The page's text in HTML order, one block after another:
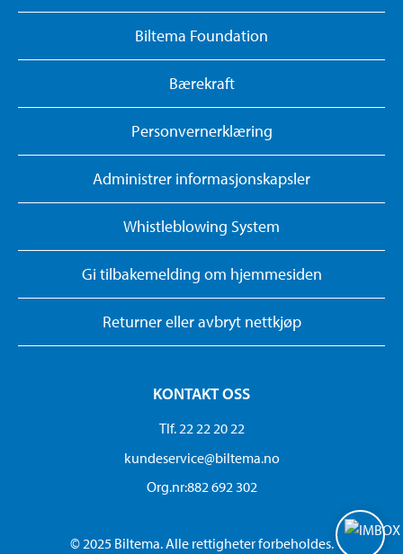
Biltema Foundation
Bærekraft
Personvernerklæring
Administrer informasjonskapsler
Whistleblowing System
Gi tilbakemelding om hjemmesiden
Returner eller avbryt nettkjøp
KONTAKT OSS
Tlf. 22 22 20 22
kundeservice@biltema.no
Org.nr:882 692 302
© 2025 Biltema. Alle rettigheter forbeholdes.